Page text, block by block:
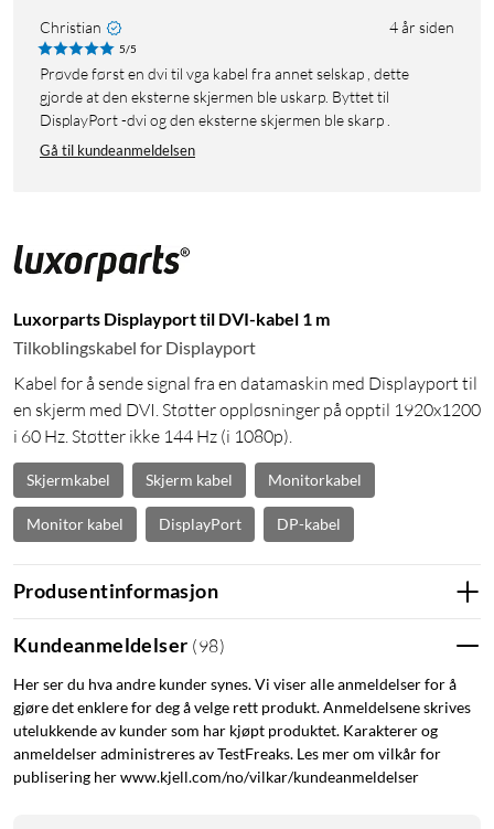
Christian 4 år siden
5/5
Prøvde først en dvi til vga kabel fra annet selskap , dette
gjorde at den eksterne skjermen ble uskarp. Byttet til
DisplayPort -dvi og den eksterne skjermen ble skarp .
Gå til kundeanmeldelsen
Luxorparts Displayport til DVI-kabel 1 m
Tilkoblingskabel for Displayport
Kabel for å sende signal fra en datamaskin med Displayport til
en skjerm med DVI. Støtter oppløsninger på opptil 1920x1200
i 60 Hz. Støtter ikke 144 Hz (i 1080p).
Skjermkabel Skjerm kabel Monitorkabel
Monitor kabel DisplayPort DP-kabel
Produsentinformasjon
Kundeanmeldelser (98)
Her ser du hva andre kunder synes. Vi viser alle anmeldelser for å
gjøre det enklere for deg å velge rett produkt. Anmeldelsene skrives
utelukkende av kunder som har kjøpt produktet. Karakterer og
anmeldelser administreres av TestFreaks. Les mer om vilkår for
publisering her www.kjell.com/no/vilkar/kundeanmeldelser